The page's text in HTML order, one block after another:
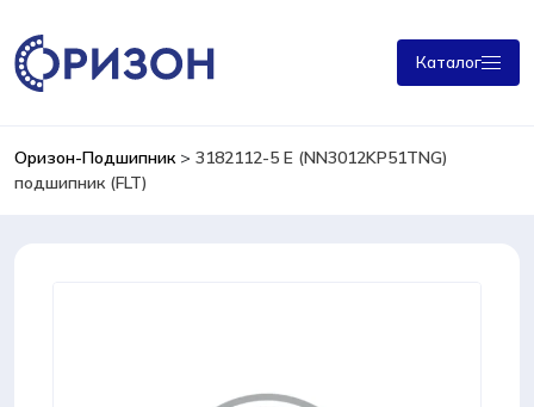
Каталог
Оризон-Подшипник> 3182112-5 Е (NN3012KP51TNG)
подшипник (FLT)